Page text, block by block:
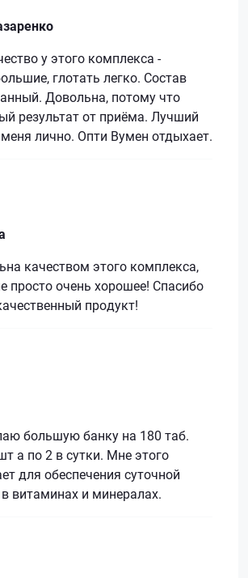
у этого комплекса -
глотать легко. Состав
Довольна, потому что
результат от приёма. Лучший
лично. Опти Вумен отдыхает.
качеством этого комплекса,
просто очень хорошее! Спасибо
продукт!
большую банку на 180 таб.
а по 2 в сутки. Мне этого
для обеспечения суточной
витаминах и минералах.